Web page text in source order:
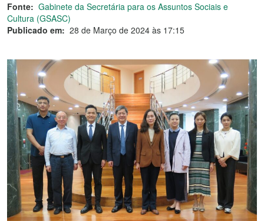
Fonte: Gabinete da Secretária para os Assuntos Sociais e
Cultura (GSASC)
Publicado em: 28 de Março de 2024 às 17:15